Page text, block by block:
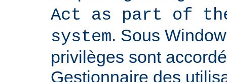
Act as part of
system. Sous
privilèges sont
Gestionnaire des